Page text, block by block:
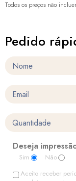
Todos os preços não
Pedido
Deseja
Sim
Não
Aceito receber